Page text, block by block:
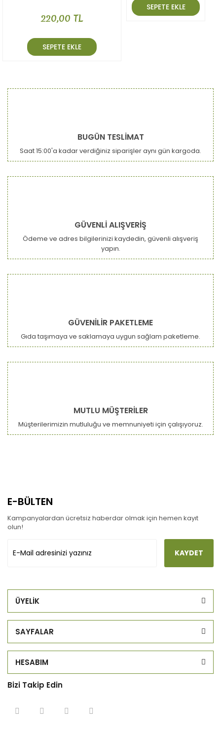
220,00 TL
SEPETE EKLE
SEPETE EKLE
BUGÜN TESLİMAT
Saat 15:00'a kadar verdiğiniz siparişler aynı gün kargoda.
GÜVENLİ ALIŞVERİŞ
Ödeme ve adres bilgilerinizi kaydedin, güvenli alışveriş
yapın.
GÜVENİLİR PAKETLEME
Gıda taşımaya ve saklamaya uygun sağlam paketleme.
MUTLU MÜŞTERİLER
Müşterilerimizin mutluluğu ve memnuniyeti için çalışıyoruz.
E-BÜLTEN
Kampanyalardan ücretsiz haberdar olmak için hemen kayıt
olun!
KAYDET
ÜYELİK
SAYFALAR
HESABIM
Bizi Takip Edin